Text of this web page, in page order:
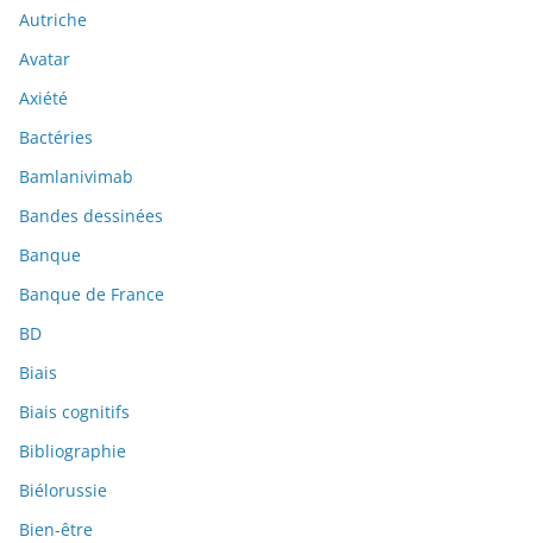
Autriche
Avatar
Axiété
Bactéries
Bamlanivimab
Bandes dessinées
Banque
Banque de France
BD
Biais
Biais cognitifs
Bibliographie
Biélorussie
Bien-être